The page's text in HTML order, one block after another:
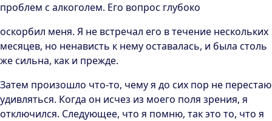
проблем с алкоголем. Его вопрос глубоко
оскорбил меня. Я не встречал его в течение нескольких
месяцев, но ненависть к нему оставалась, и была столь
же сильна, как и прежде.
Затем произошло что-то, чему я до сих пор не перестаю
удивляться. Когда он исчез из моего поля зрения, я
отключился. Следующее, что я помню, так это то, что я